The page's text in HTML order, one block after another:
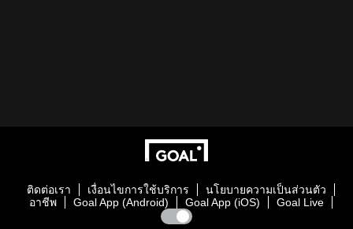
ติดต่อเรา เงื่อนไขการใช้บริการ
นโยบายความเป็นส่วนตัว
อาชีพ
Goal App (Android) Goal App (iOS) Goal Live